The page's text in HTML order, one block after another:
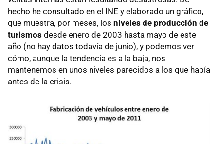
hecho he consultado en el INE y elaborado un gráfico,
que muestra, por meses, los niveles de producción de
turismos desde enero de 2003 hasta mayo de este
año (no hay datos todavía de junio), y podemos ver
cómo, aunque la tendencia es a la baja, nos
mantenemos en unos niveles parecidos a los que había
antes de la crisis.